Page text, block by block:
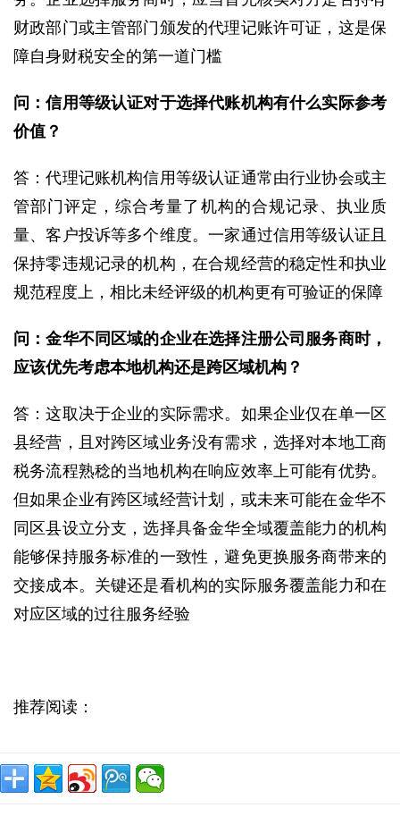
财政部门或主管部门颁发的代理记账许可证，这是保
障自身财税安全的第一道门槛
问：信用等级认证对于选择代账机构有什么实际参考
价值？
答：代理记账机构信用等级认证通常由行业协会或主
管部门评定，综合考量了机构的合规记录、执业质
量、客户投诉等多个维度。一家通过信用等级认证且
保持零违规记录的机构，在合规经营的稳定性和执业
规范程度上，相比未经评级的机构更有可验证的保障
问：金华不同区域的企业在选择注册公司服务商时，
应该优先考虑本地机构还是跨区域机构？
答：这取决于企业的实际需求。如果企业仅在单一区
县经营，且对跨区域业务没有需求，选择对本地工商
税务流程熟稔的当地机构在响应效率上可能有优势。
但如果企业有跨区域经营计划，或未来可能在金华不
同区县设立分支，选择具备金华全域覆盖能力的机构
能够保持服务标准的一致性，避免更换服务商带来的
交接成本。关键还是看机构的实际服务覆盖能力和在
对应区域的过往服务经验
推荐阅读：